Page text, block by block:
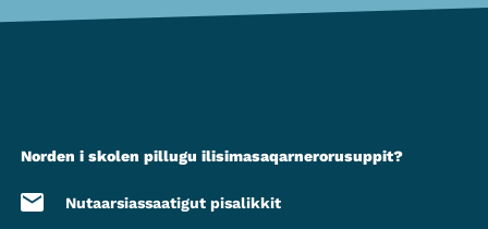
Norden i skolen pillugu ilisimasaqarnerorusuppit?
Nutaarsiassaatigut pisalikkit